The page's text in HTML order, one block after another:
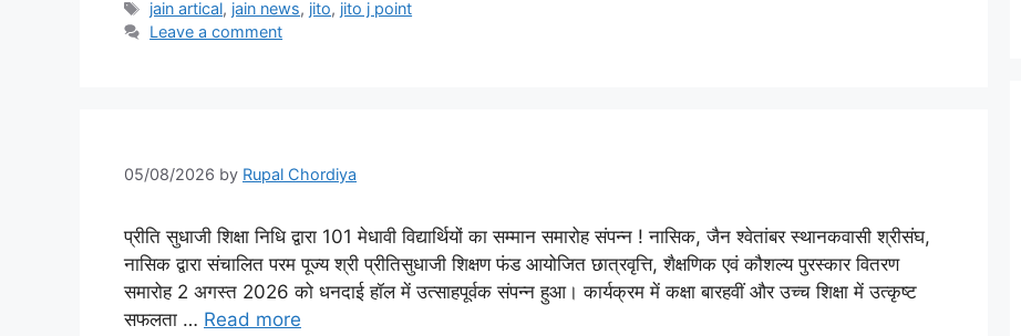
Tags
jain artical, jain news, jito, jito j point
Leave a comment
05/08/2026 by Rupal Chordiya
प्रीति सुधाजी शिक्षा निधि द्वारा 101 मेधावी विद्यार्थियों का सम्मान समारोह संपन्न ! नासिक, जैन श्वेतांबर स्थानकवासी श्रीसंघ,
नासिक द्वारा संचालित परम पूज्य श्री प्रीतिसुधाजी शिक्षण फंड आयोजित छात्रवृत्ति, शैक्षणिक एवं कौशल्य पुरस्कार वितरण
समारोह 2 अगस्त 2026 को धनदाई हॉल में उत्साहपूर्वक संपन्न हुआ। कार्यक्रम में कक्षा बारहवीं और उच्च शिक्षा में उत्कृष्ट
सफलता … Read more